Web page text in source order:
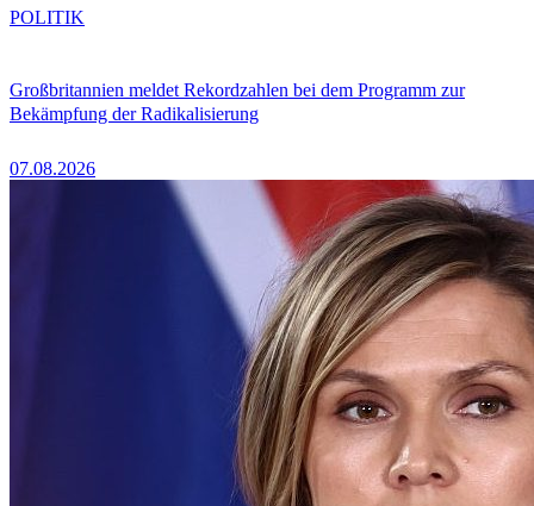
Großbritannien meldet Rekordzahlen bei dem Programm zur
Bekämpfung der Radikalisierung
07.08.2026
POLITIK